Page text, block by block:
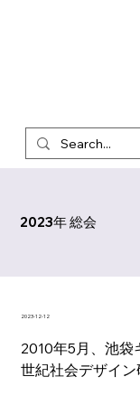
2023年 総会
2010年5月、池袋
世紀社会デザイン
2023-12-12